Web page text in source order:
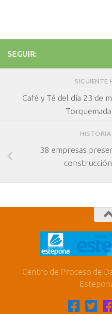
SEGUIR:
SIGUIENTE
Café y Té del día 23 de
HISTORIA
38 empresas
Centro de Proceso de